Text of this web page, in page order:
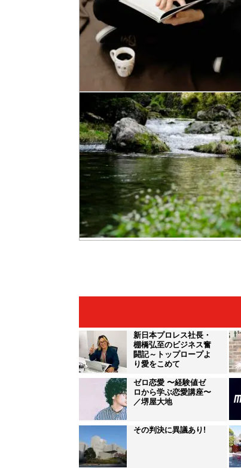
新日本プロレス社長・
棚橋弘至のビジネス奮
闘記～トップロープよ
り愛をこめて
ゼロ恋愛 〜経験値ゼ
ロから学ぶ恋愛講座〜
／堺屋大地
その判決に異議あり!